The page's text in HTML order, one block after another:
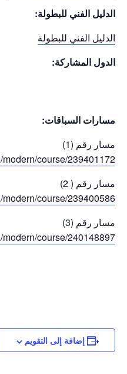
الدليل الفني للبطولة:
الدليل الفني للبطولة
الدول المشاركة:
مسارات السباقات:
مسار رقم (1)
modern/course/239401172
مسار رقم ( 2)
modern/course/239400586
مسار رقم (3)
modern/course/240148897
إضافة إلى التقويم